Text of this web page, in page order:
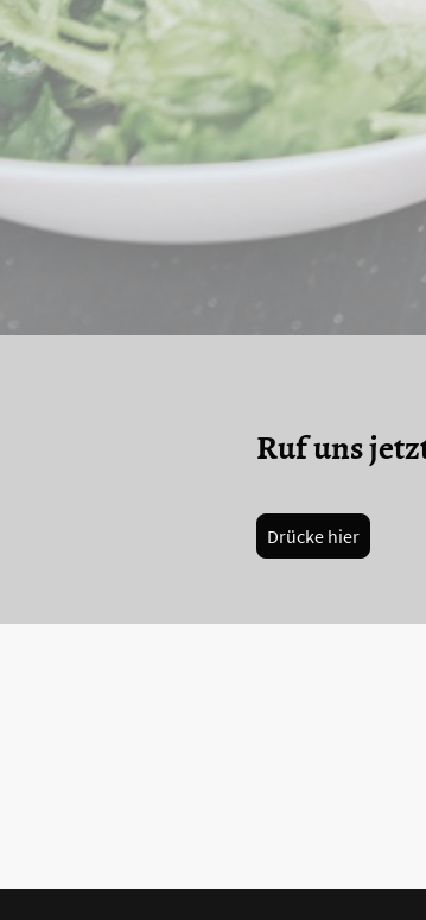
Ruf uns
Drücke hier